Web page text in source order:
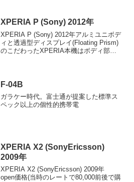
XPERIA P (Sony) 2012年
XPERIA P (Sony) 2012年アルミユニボデ
ィと透過型ディスプレイ(Floating Prism)
のこだわったXPERIA本機はボディ部を
F-04B
ガラケー時代。富士通が提案した標準ス
ペック以上の個性的携帯電
XPERIA X2 (SonyEricsson)
2009年
XPERIA X2 (SonyEricsson) 2009年
open価格(当時のレートで80,000前後で購